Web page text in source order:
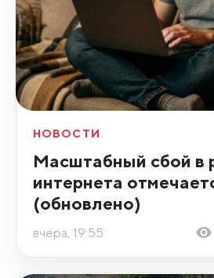
НОВОСТИ
Масштабный сбой в
интернета
(обновлено)
вчера, 19:55